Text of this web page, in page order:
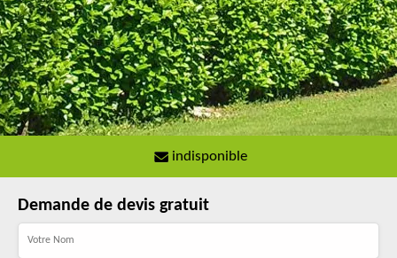
indisponible
Demande de devis gratuit